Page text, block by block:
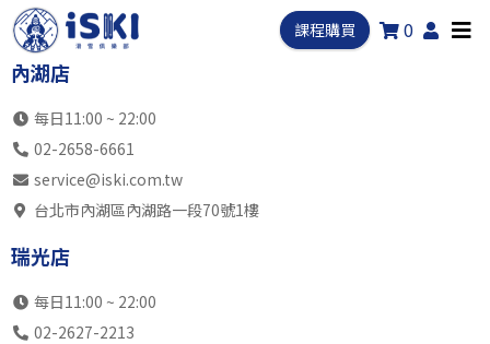
課程購買 0
內湖店
每日11:00 ~ 22:00
02-2658-6661
service@iski.com.tw
台北市內湖區內湖路一段70號1樓
瑞光店
每日11:00 ~ 22:00
02-2627-2213